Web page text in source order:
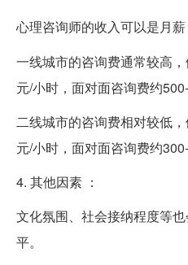
心理咨询师的收入可以是月
一线城市的咨询费通常较高
元/小时，面对面咨询费约
二线城市的咨询费相对较低
元/小时，面对面咨询费约300-
4. 其他因素 ：
文化氛围、社会接纳程度等
平。